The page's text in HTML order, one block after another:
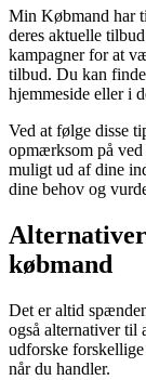
Min Købmand har
deres aktuelle
kampagner for at
tilbud. Du kan
hjemmeside eller i
Ved at følge disse
opmærksom på
muligt ud af dine
dine behov og
købmand
Det er altid
også alternativer til
udforske
når du handler.